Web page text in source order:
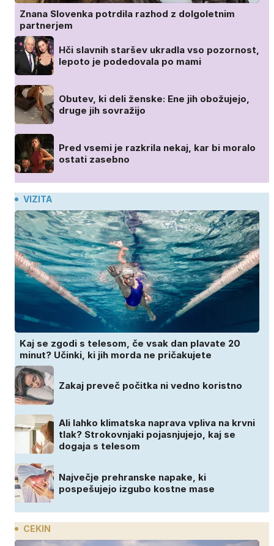
Znana Slovenka potrdila razhod z dolgoletnim
partnerjem
Hči slavnih staršev ukradla vso pozornost,
lepoto je podedovala po mami
Obutev, ki deli ženske: Ene jih obožujejo,
druge jih sovražijo
Pred vsemi je razkrila nekaj, kar bi moralo
ostati zasebno
VIZITA
Kaj se zgodi s telesom, če vsak dan plavate 20
minut? Učinki, ki jih morda ne pričakujete
Zakaj preveč počitka ni vedno koristno
Ali lahko klimatska naprava vpliva na krvni
tlak? Strokovnjaki pojasnjujejo, kaj se
dogaja s telesom
Največje prehranske napake, ki
pospešujejo izgubo kostne mase
CEKIN